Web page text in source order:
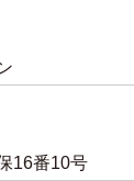
16番10号